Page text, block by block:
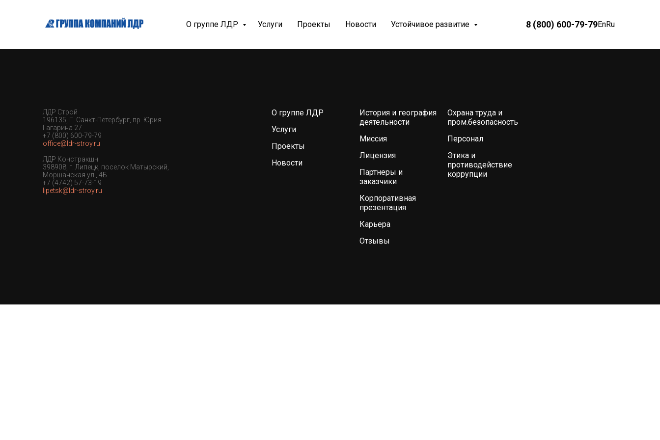
О группе ЛДР Услуги Проекты Новости Устойчивое развитие 8 (800) 600-79-79EnRu
ЛДР Строй
196135, Г. Санкт-Петербург, пр. Юрия
Гагарина 27
+7 (800) 600-79-79
office@ldr-stroy.ru
ЛДР Констракшн
398908, г. Липецк, поселок Матырский,
Моршанская ул., 4Б
+7 (4742) 57-73-19
lipetsk@ldr-stroy.ru
О группе ЛДР
Услуги
Проекты
Новости
История и география
деятельности
Миссия
Лицензия
Партнеры и
заказчики
Корпоративная
презентация
Карьера
Отзывы
Охрана труда и
пром.безопасность
Персонал
Этика и
противодействие
коррупции